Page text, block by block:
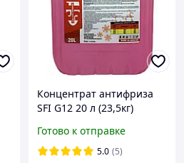
Концентрат антифриза
SFI G12 20 л (23,5кг)
Готово к отправке
5.0 (5)